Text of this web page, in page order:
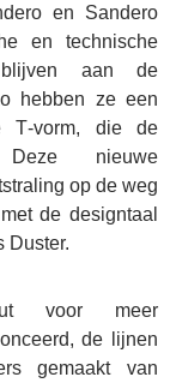
en Sandero
en technische
aan de
hebben ze een
T‑vorm, die de
Deze nieuwe
op de weg
de designtaal
Duster.
voor meer
de lijnen
gemaakt van